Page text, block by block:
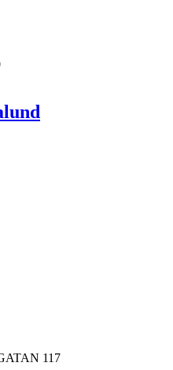
117